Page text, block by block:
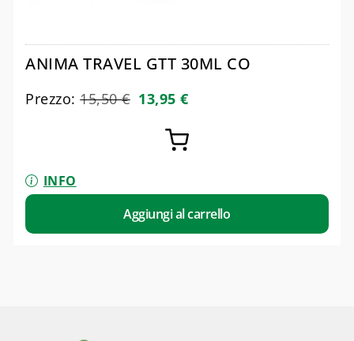
ANIMA TRAVEL GTT 30ML CO
Prezzo:15,50€ 13,95€
INFO
Aggiungi al carrello